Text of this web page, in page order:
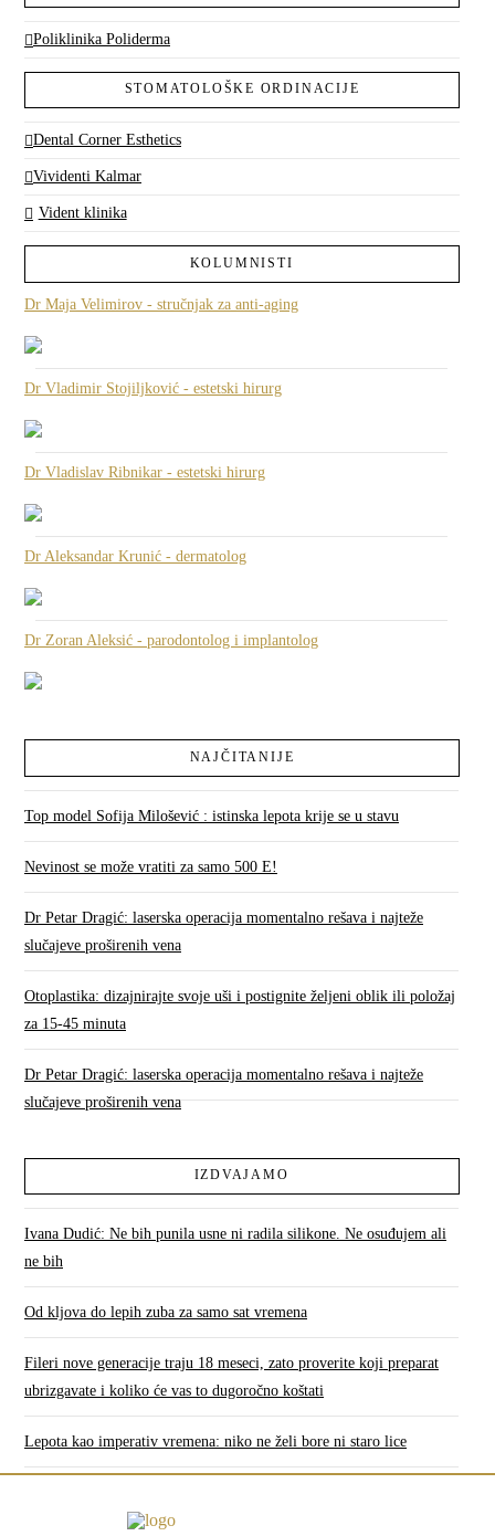
Poliklinika Poliderma
STOMATOLOŠKE ORDINACIJE
Dental Corner Esthetics
Vividenti Kalmar
Vident klinika
KOLUMNISTI
Dr Maja Velimirov - stručnjak za anti-aging
Dr Vladimir Stojiljković - estetski hirurg
Dr Vladislav Ribnikar - estetski hirurg
Dr Aleksandar Krunić - dermatolog
Dr Zoran Aleksić - parodontolog i implantolog
NAJČITANIJE
Top model Sofija Milošević : istinska lepota krije se u stavu
Nevinost se može vratiti za samo 500 E!
Dr Petar Dragić: laserska operacija momentalno rešava i najteže
slučajeve proširenih vena
Otoplastika: dizajnirajte svoje uši i postignite željeni oblik ili položaj
za 15-45 minuta
Dr Petar Dragić: laserska operacija momentalno rešava i najteže
slučajeve proširenih vena
IZDVAJAMO
Ivana Dudić: Ne bih punila usne ni radila silikone. Ne osuđujem ali
ne bih
Od kljova do lepih zuba za samo sat vremena
Fileri nove generacije traju 18 meseci, zato proverite koji preparat
ubrizgavate i koliko će vas to dugoročno koštati
Lepota kao imperativ vremena: niko ne želi bore ni staro lice